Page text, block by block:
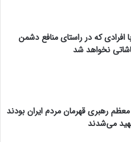
افرادی که در راستای منافع دشمن
نخواهد شد
معظم رهبری قهرمان مردم ایران بودند
می‌شدند